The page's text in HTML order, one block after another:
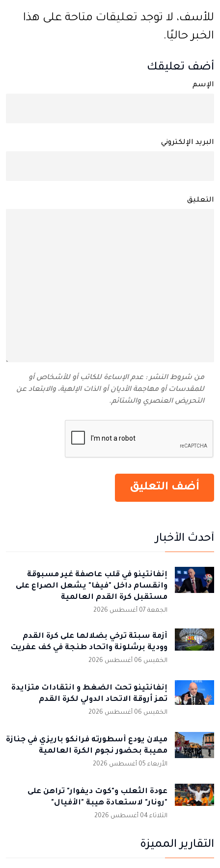
للأسف، لا توجد تعليقات متاحة على هذا
الخبر حاليًا.
أضف تعليقك
الإسم
البريد الإلكتروني
التعليق
من شروط النشر : عدم الإساءة للكاتب أو للأشخاص أو
للمقدسات أو مهاجمة الأديان أو الذات الإلهية، والابتعاد عن
التحريض العنصري والشتائم‬.
أحدث الأخبار
إنفانتينو في قلب عاصفة غير مسبوقة
وانقسام داخل "فيفا" يشعل الصراع على
مستقبل كرة القدم العالمية
الجمعة 07 أغسطس 2026
أزمة سبتة ترخي بضلالها على كرة القدم
وودية برشلونة واتحاد طنجة في كف عفريت
الخميس 06 أغسطس 2026
إنفانتينو تحت الضغط و انتقادات متزايدة
تهز أروقة الاتحاد الدولي لكرة القدم
الخميس 06 أغسطس 2026
ميلان يودع أسطورته فرانكو باريزي في جنازة
مهيبة بحضور نجوم الكرة العالمية
الأربعاء 05 أغسطس 2026
عودة الثعلب و"كوت ديفوار" تراهن على
"رونار" لاستعادة هيبة "الأفيال"
الثلاثاء 04 أغسطس 2026
التقارير المميزة